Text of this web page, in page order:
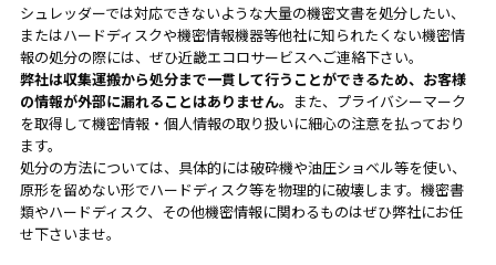
シュレッダーでは対応できないような大量の機密文書を処分したい、
またはハードディスクや機密情報機器等他社に知られたくない機密情
報の処分の際には、ぜひ近畿エコロサービスへご連絡下さい。
弊社は収集運搬から処分まで一貫して行うことができるため、お客様
の情報が外部に漏れることはありません。 また、プライバシーマーク
を取得して機密情報・個人情報の取り扱いに細心の注意を払っており
ます。
処分の方法については、具体的には破砕機や油圧ショベル等を使い、
原形を留めない形でハードディスク等を物理的に破壊します。機密書
類やハードディスク、その他機密情報に関わるものはぜひ弊社にお任
せ下さいませ。